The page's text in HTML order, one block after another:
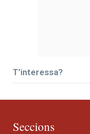
T’interessa?
Seccions